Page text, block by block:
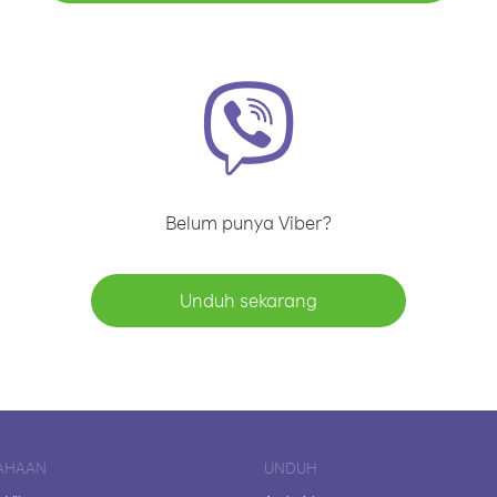
Belum punya Viber?
Unduh sekarang
UNDUH